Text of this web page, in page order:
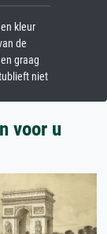
kleur
de
graag
niet
voor u